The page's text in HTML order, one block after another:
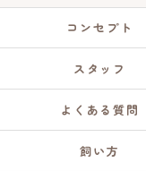
コンセプト
スタッフ
よくある質問
飼い方